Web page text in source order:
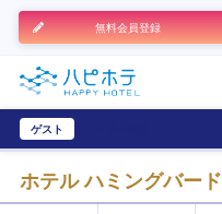
無料会員登録
ゲスト
ホテル ハミングバード